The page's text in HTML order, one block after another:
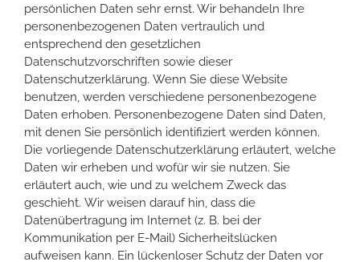
persönlichen Daten sehr ernst. Wir behandeln Ihre
personenbezogenen Daten vertraulich und
entsprechend den gesetzlichen
Datenschutzvorschriften sowie dieser
Datenschutzerklärung. Wenn Sie diese Website
benutzen, werden verschiedene personenbezogene
Daten erhoben. Personenbezogene Daten sind Daten,
mit denen Sie persönlich identifiziert werden können.
Die vorliegende Datenschutzerklärung erläutert, welche
Daten wir erheben und wofür wir sie nutzen. Sie
erläutert auch, wie und zu welchem Zweck das
geschieht. Wir weisen darauf hin, dass die
Datenübertragung im Internet (z. B. bei der
Kommunikation per E-Mail) Sicherheitslücken
aufweisen kann. Ein lückenloser Schutz der Daten vor